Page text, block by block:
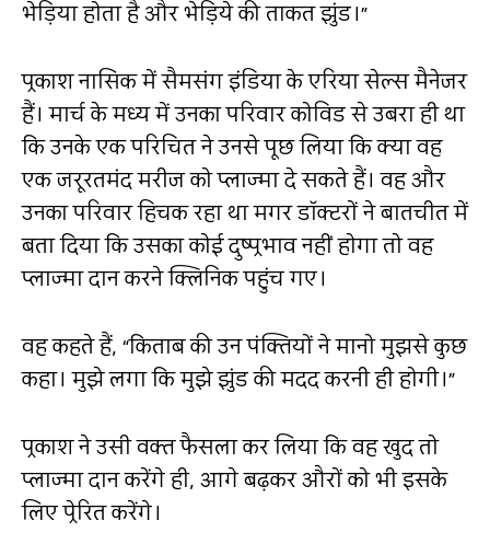
भेड़िया होता है और भेड़िये की ताकत झुंड।”
प्रकाश नासिक में सैमसंग इंडिया के एरिया सेल्स मैनेजर
हैं। मार्च के मध्य में उनका परिवार कोविड से उबरा ही था
कि उनके एक परिचित ने उनसे पूछ लिया कि क्या वह
एक जरूरतमंद मरीज को प्लाज्मा दे सकते हैं। वह और
उनका परिवार हिचक रहा था मगर डॉक्टरों ने बातचीत में
बता दिया कि उसका कोई दुष्प्रभाव नहीं होगा तो वह
प्लाज्मा दान करने क्लिनिक पहुंच गए।
वह कहते हैं, “किताब की उन पंक्तियों ने मानो मुझसे कुछ
कहा। मुझे लगा कि मुझे झुंड की मदद करनी ही होगी।”
प्रकाश ने उसी वक्त फैसला कर लिया कि वह खुद तो
प्लाज्मा दान करेंगे ही, आगे बढ़कर औरों को भी इसके
लिए प्रेरित करेंगे।